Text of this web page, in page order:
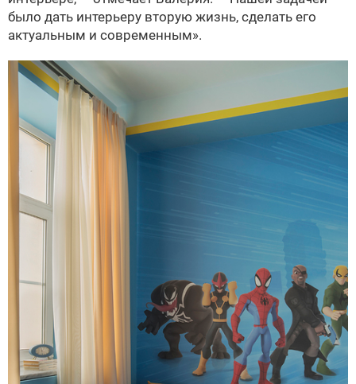
было дать интерьеру вторую жизнь, сделать его
актуальным и современным».